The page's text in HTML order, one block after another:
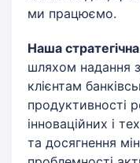
ми працюємо.
Наша
шляхом надання
клієнтам
продуктивності
інноваційних і
та досягнення